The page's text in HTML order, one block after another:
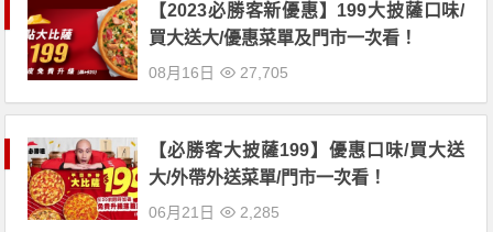
【2023必勝客新優惠】199大披薩口味/
買大送大/優惠菜單及門市一次看！
08月16日 27,705
【必勝客大披薩199】優惠口味/買大送
大/外帶外送菜單/門市一次看！
06月21日 2,285